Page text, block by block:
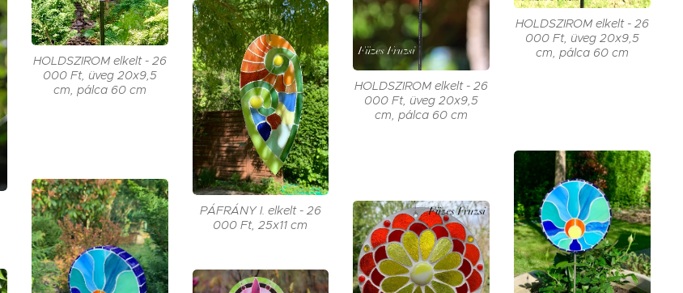
HOLDSZIROM elkelt - 26
000 Ft, üveg 20x9,5
cm, pálca 60 cm
HOLDSZIROM elkelt - 26
000 Ft, üveg 20x9,5
cm, pálca 60 cm
HOLDSZIROM elkelt - 26
000 Ft, üveg 20x9,5
cm, pálca 60 cm
PÁFRÁNY I. elkelt - 26
000 Ft, 25x11 cm